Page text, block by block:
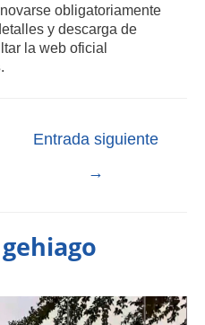
obligatoriamente
y descarga de
la web oficial
Entrada siguiente
→